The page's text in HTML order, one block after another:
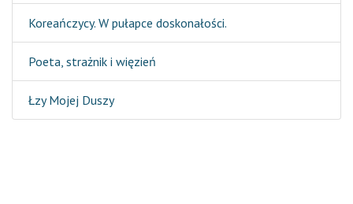
Koreańczycy. W pułapce doskonałości.
Poeta, strażnik i więzień
Łzy Mojej Duszy